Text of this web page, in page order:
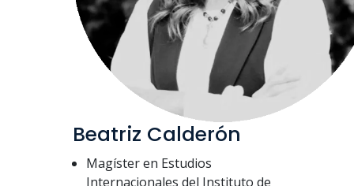
Beatriz Calderón
Magíster en Estudios
Internacionales del Instituto de